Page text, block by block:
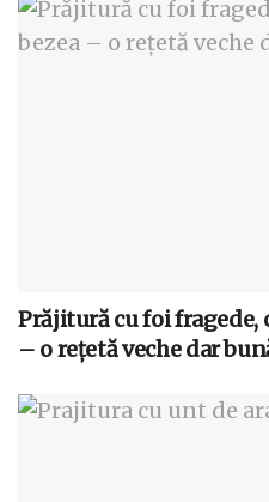
Prăjitură cu foi fragede,
– o rețetă veche dar